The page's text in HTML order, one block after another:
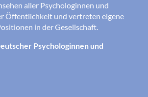
aller Psychologinnen und
Öffentlichkeit und vertreten eigene
in der Gesellschaft.
Psychologinnen und